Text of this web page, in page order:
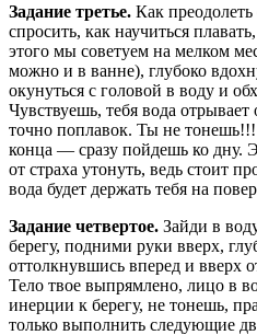
Задание третье. Как
спросить, как научиться
этого мы советуем на мелком
можно и в ванне), глубоко
окунуться с головой в воду и
Чувствуешь, тебя вода отрывает
точно поплавок. Ты не
конца — сразу пойдешь ко дну.
от страха утонуть, ведь стоит
вода будет держать тебя на
Задание четвертое. Зайди в
берегу, подними руки вверх,
оттолкнувшись вперед и вверх
Тело твое выпрямлено, лицо в
инерции к берегу, не тонешь,
только выполнить следующие